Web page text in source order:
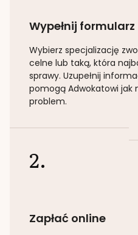
Wypełnij formularz
Wybierz specjalizację
celne lub taką, która
sprawy. Uzupełnij
pomogą Adwokatowi jak
problem.
2.
Zapłać online